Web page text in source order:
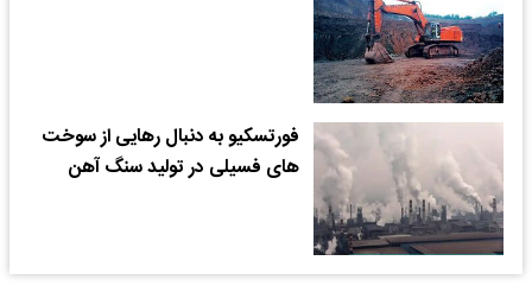
فورتسکیو به دنبال رهایی از سوخت
های فسیلی در تولید سنگ آهن